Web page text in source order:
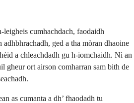
cumhachdach, faodaidh
ged a tha mòran dhaoine
a chleachdadh gu h-iomchaidh. Nì an
gheur ort airson comharran sam bith de
as cumanta a dh’ fhaodadh tu